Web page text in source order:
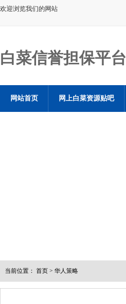
欢迎浏览我们的网站
白菜信誉担保平台
网站首页 网上白菜资源贴吧
当前位置： 首页 > 华人策略